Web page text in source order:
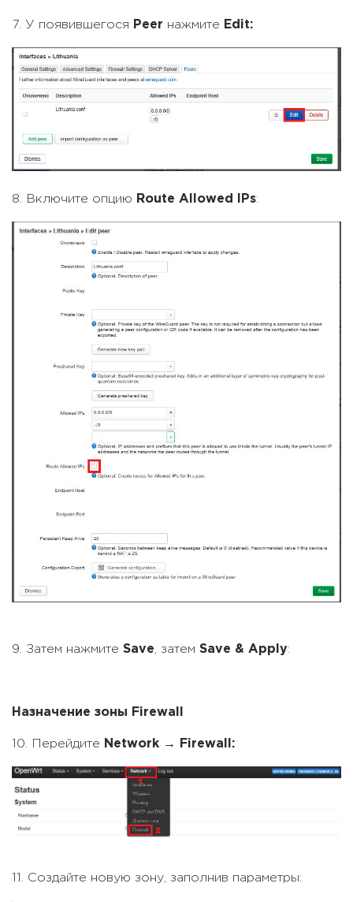
7. У появившегося Peer нажмите Edit:
8. Включите опцию Route Allowed IPs:
9. Затем нажмите Save , затем Save & Apply:
Назначение зоны Firewall
10. Перейдите Network → Firewall:
11. Создайте новую зону, заполнив параметры: